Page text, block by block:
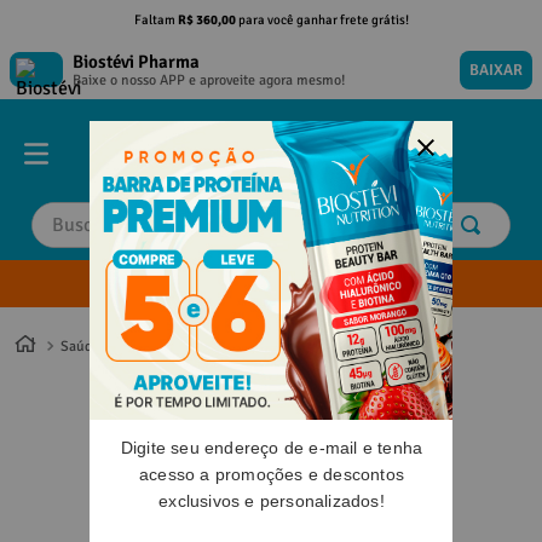
Faltam R$ 360,00para você ganhar frete grátis!
Biostévi Pharma
Baixe o nosso APP e aproveite agora mesmo! BAIXAR
Buscar
Envie sua Receita
Saúde
TERMOS MAIS BUSCADOS
magnesio
omega 3
tadalafila
minoxidil
TERMOS MAIS BUSCADOS
magnesio
omega 3
tadalafila
minoxidilDigite seu endereço de e-mail e tenha
acesso a promoções e descontos
exclusivos e personalizados!